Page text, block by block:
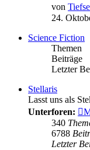
von
24.
Science Fiction
Themen
Beiträge
Letzter
Stellaris
Lasst uns als
Unterforen:
340
6788
Letzter